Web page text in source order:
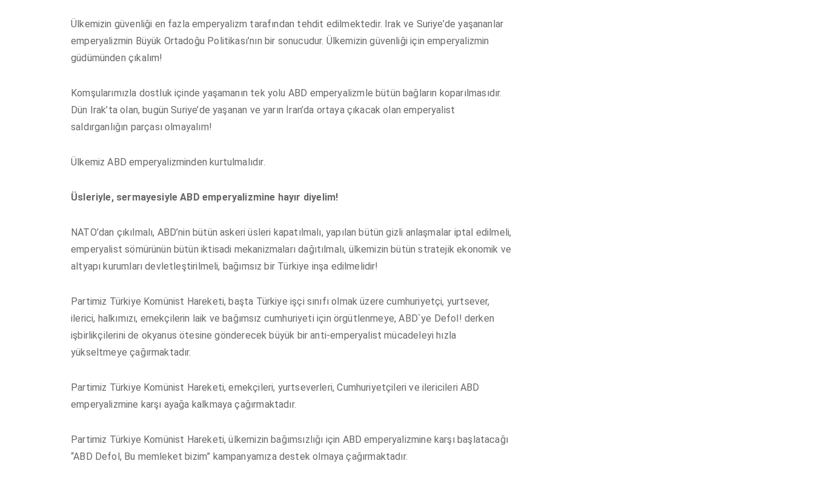
Ülkemizin güvenliği en fazla emperyalizm tarafından tehdit edilmektedir. Irak ve Suriye’de yaşananlar
emperyalizmin Büyük Ortadoğu Politikası’nın bir sonucudur. Ülkemizin güvenliği için emperyalizmin
güdümünden çıkalım!
Komşularımızla dostluk içinde yaşamanın tek yolu ABD emperyalizmle bütün bağların koparılmasıdır.
Dün Irak’ta olan, bugün Suriye’de yaşanan ve yarın İran’da ortaya çıkacak olan emperyalist
saldırganlığın parçası olmayalım!
Ülkemiz ABD emperyalizminden kurtulmalıdır.
Üsleriyle, sermayesiyle ABD emperyalizmine hayır diyelim!
NATO’dan çıkılmalı, ABD’nin bütün askeri üsleri kapatılmalı, yapılan bütün gizli anlaşmalar iptal edilmeli,
emperyalist sömürünün bütün iktisadi mekanizmaları dağıtılmalı, ülkemizin bütün stratejik ekonomik ve
altyapı kurumları devletleştirilmeli, bağımsız bir Türkiye inşa edilmelidir!
Partimiz Türkiye Komünist Hareketi, başta Türkiye işçi sınıfı olmak üzere cumhuriyetçi, yurtsever,
ilerici, halkımızı, emekçilerin laik ve bağımsız cumhuriyeti için örgütlenmeye, ABD`ye Defol! derken
işbirlikçilerini de okyanus ötesine gönderecek büyük bir anti-emperyalist mücadeleyi hızla
yükseltmeye çağırmaktadır.
Partimiz Türkiye Komünist Hareketi, emekçileri, yurtseverleri, Cumhuriyetçileri ve ilericileri ABD
emperyalizmine karşı ayağa kalkmaya çağırmaktadır.
Partimiz Türkiye Komünist Hareketi, ülkemizin bağımsızlığı için ABD emperyalizmine karşı başlatacağı
“ABD Defol, Bu memleket bizim” kampanyamıza destek olmaya çağırmaktadır.